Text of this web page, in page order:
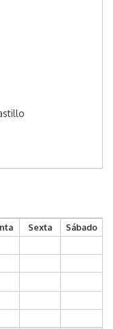
Sexta
Sábado